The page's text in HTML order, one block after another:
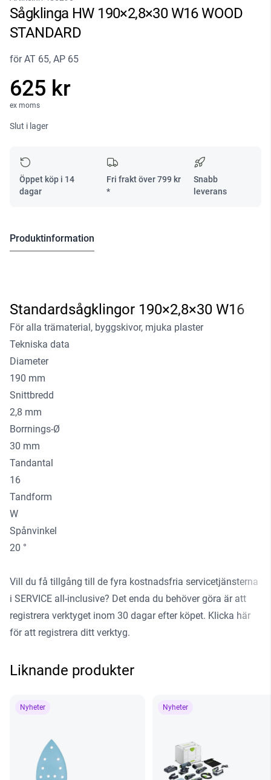
Sågklinga HW 190×2,8×30 W16 WOOD
STANDARD
för AT 65, AP 65
625 kr
ex moms
Slut i lager
Öppet köp i 14
dagar
Fri frakt över799 kr
*
Snabb
leverans
Produktinformation
Standardsågklingor 190×2,8×30 W16
För alla trämaterial, byggskivor, mjuka plaster
Tekniska data
Diameter
190 mm
Snittbredd
2,8 mm
Borrnings-Ø
30 mm
Tandantal
16
Tandform
W
Spånvinkel
20 °
Vill du få tillgång till de fyra kostnadsfria servicetjänsterna
i SERVICE all-inclusive? Det enda du behöver göra är att
registrera verktyget inom 30 dagar efter köpet. Klicka här
för att registrera ditt verktyg.
Liknande produkter
Nyheter Nyheter